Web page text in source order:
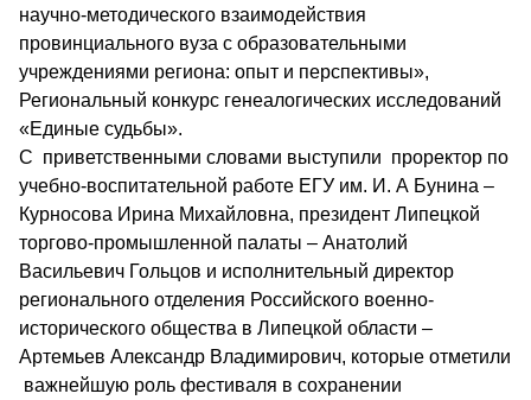
научно-методического взаимодействия
провинциального вуза с образовательными
учреждениями региона: опыт и перспективы»,
Региональный конкурс генеалогических исследований
«Единые судьбы».
С приветственными словами выступили проректор по
учебно-воспитательной работе ЕГУ им. И. А Бунина –
Курносова Ирина Михайловна, президент Липецкой
торгово-промышленной палаты – Анатолий
Васильевич Гольцов и исполнительный директор
регионального отделения Российского военно-
исторического общества в Липецкой области –
Артемьев Александр Владимирович, которые отметили
важнейшую роль фестиваля в сохранении